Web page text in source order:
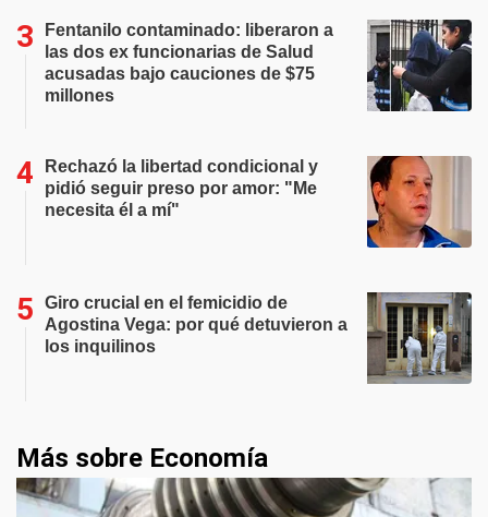
Fentanilo contaminado: liberaron a
las dos ex funcionarias de Salud
acusadas bajo cauciones de $75
millones
Rechazó la libertad condicional y
pidió seguir preso por amor: "Me
necesita él a mí"
Giro crucial en el femicidio de
Agostina Vega: por qué detuvieron a
los inquilinos
Más sobre Economía